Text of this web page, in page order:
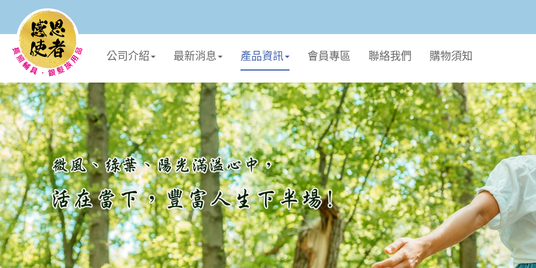
公司介紹 最新消息 產品資訊
個人生活
廚衛用品
毛孩專區
會員專區 聯絡我們 購物須知